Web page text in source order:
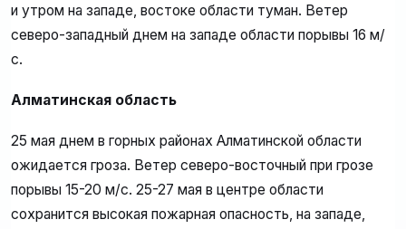
и утром на западе, востоке области туман. Ветер
северо-западный днем на западе области порывы 16 м/
с.
Алматинская область
25 мая днем в горных районах Алматинской области
ожидается гроза. Ветер северо-восточный при грозе
порывы 15-20 м/с. 25-27 мая в центре области
сохранится высокая пожарная опасность, на западе,